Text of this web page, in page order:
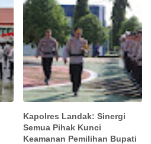
Kapolres Landak: Sinergi
Semua Pihak Kunci
Keamanan Pemilihan Bupati